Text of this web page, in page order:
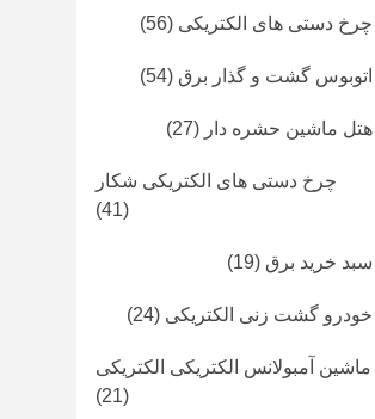
چرخ دستی های الکتریکی (56)
اتوبوس گشت و گذار برق (54)
هتل ماشین حشره دار (27)
چرخ دستی های الکتریکی شکار
(41)
سبد خرید برق (19)
خودرو گشت زنی الکتریکی (24)
ماشین آمبولانس الکتریکی الکتریکی
(21)